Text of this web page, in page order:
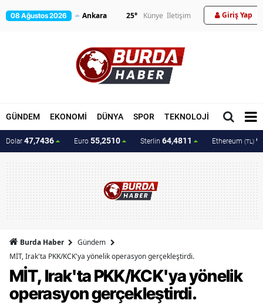
08 Ağustos 2026 25° Künye İletişim Giriş Yap
GÜNDEM EKONOMİ DÜNYA SPOR TEKNOLOJİ MAGAZİN
Dolar 47,7436 Euro 55,2510 Sterlin 64,4811 Ethereum (TL)
Burda Haber
Gündem
MİT, Irak'ta PKK/KCK'ya yönelik operasyon gerçekleştirdi.
MİT, Irak'ta PKK/KCK'ya yönelik
operasyon gerçekleştirdi.